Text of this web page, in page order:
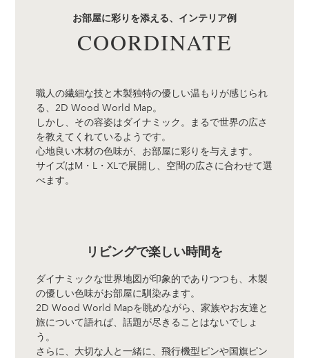
お部屋に彩りを添える、インテリア例
COORDINATE
職人の繊細な技と木製独特の優しい温もりが感じられ
る、2D Wood World Map。
しかし、その容姿はダイナミック。まるで世界の広さ
を教えてくれているようです。
心地良い木材の色味が、お部屋に彩りを与えます。
サイズはM・L・XLで展開し、空間の広さに合わせて選
べます。
リビングで楽しい時間を
ダイナミックな世界地図が印象的でありつつも、木製
の優しい色味がお部屋に馴染みます。
2D Wood World Mapを眺めながら、家族やお友達と
旅について語れば、話題が尽きることはないでしょ
う。
さらに、大切な人と一緒に、飛行機型ピンや国旗ピン